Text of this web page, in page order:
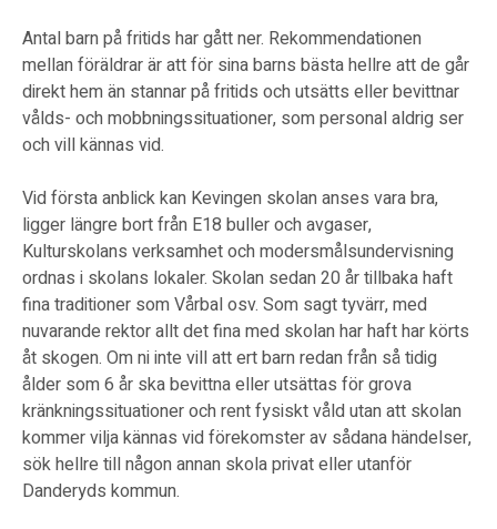
Antal barn på fritids har gått ner. Rekommendationen
mellan föräldrar är att för sina barns bästa hellre att de går
direkt hem än stannar på fritids och utsätts eller bevittnar
vålds- och mobbningssituationer, som personal aldrig ser
och vill kännas vid.
Vid första anblick kan Kevingen skolan anses vara bra,
ligger längre bort från E18 buller och avgaser,
Kulturskolans verksamhet och modersmålsundervisning
ordnas i skolans lokaler. Skolan sedan 20 år tillbaka haft
fina traditioner som Vårbal osv. Som sagt tyvärr, med
nuvarande rektor allt det fina med skolan har haft har körts
åt skogen. Om ni inte vill att ert barn redan från så tidig
ålder som 6 år ska bevittna eller utsättas för grova
kränkningssituationer och rent fysiskt våld utan att skolan
kommer vilja kännas vid förekomster av sådana händelser,
sök hellre till någon annan skola privat eller utanför
Danderyds kommun.